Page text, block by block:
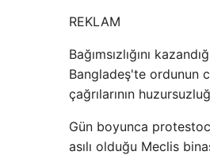
REKLAM
Bağımsızlığını
Bangladeş'te ordunun
çağrılarının
Gün boyunca
asılı olduğu Meclis